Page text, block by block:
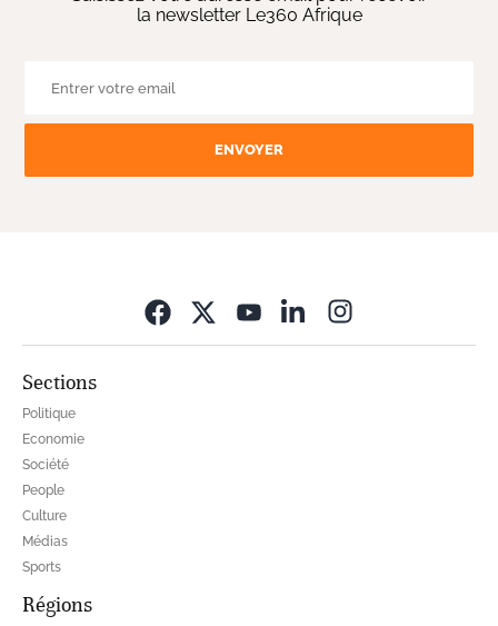
la newsletter Le360 Afrique
ENVOYER
Sections
Politique
Economie
Société
People
Culture
Médias
Sports
Régions